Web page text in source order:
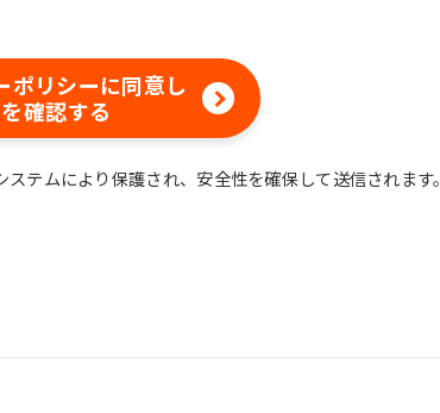
、公表のため
ポリシーに同意し
確認する
テムにより保護され、安全性を確保して送信されます。